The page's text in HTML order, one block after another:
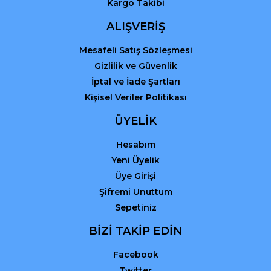
Kargo Takibi
ALIŞVERİŞ
Mesafeli Satış Sözleşmesi
Gizlilik ve Güvenlik
İptal ve İade Şartları
Kişisel Veriler Politikası
ÜYELİK
Hesabım
Yeni Üyelik
Üye Girişi
Şifremi Unuttum
Sepetiniz
BİZİ TAKİP EDİN
Facebook